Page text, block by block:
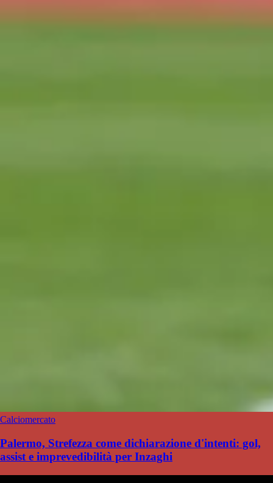
Calciomercato
Palermo, Strefezza come dichiarazione d'intenti: gol,
assist e imprevedibilità per Inzaghi